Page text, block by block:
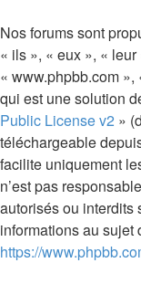
Nos forums sont
« ils », « eux », «
« www.phpbb.com
qui est une solution
Public License v2 »
téléchargeable
facilite uniquement
n’est pas
autorisés ou interdits
informations au sujet
https://